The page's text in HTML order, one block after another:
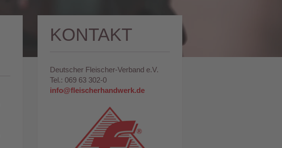
KONTAKT
Deutscher Fleischer-Verband e.V.
Tel.: 069 63 302-0
info@fleischerhandwerk.de